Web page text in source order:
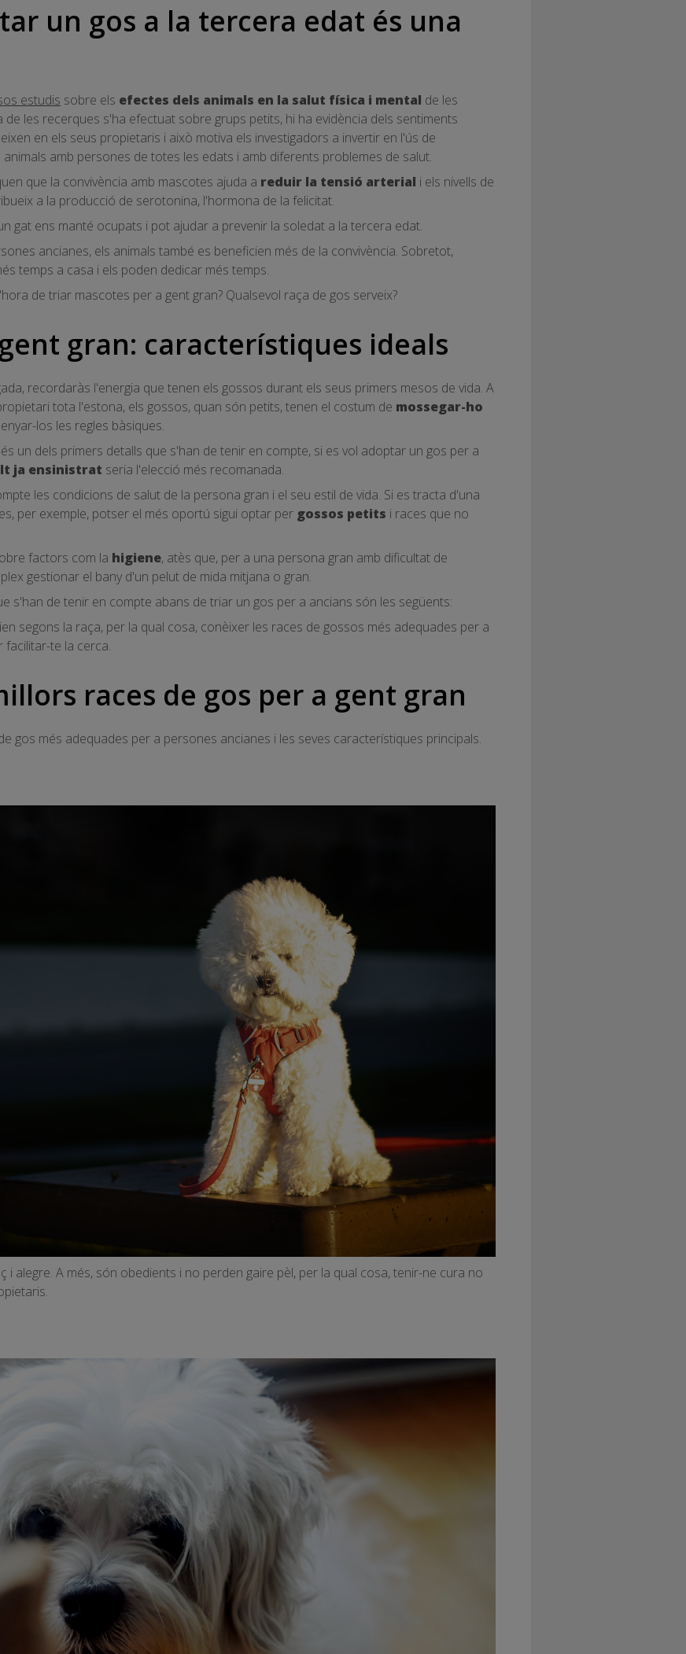
un gos a la tercera edat és una
estudis sobre els efectes dels animals en la salut física i mental de les
les recerques s'ha efectuat sobre grups petits, hi ha evidència dels sentiments
en els seus propietaris i això motiva els investigadors a invertir en l'ús de
animals amb persones de totes les edats i amb diferents problemes de salut.
que la convivència amb mascotes ajuda a reduir la tensió arterial i els nivells de
a la producció de serotonina, l'hormona de la felicitat.
gat ens manté ocupats i pot ajudar a prevenir la soledat a la tercera edat.
ancianes, els animals també es beneficien més de la convivència. Sobretot,
temps a casa i els poden dedicar més temps.
de triar mascotes per a gent gran? Qualsevol raça de gos serveix?
gran: característiques ideals
recordaràs l'energia que tenen els gossos durant els seus primers mesos de vida. A
tota l'estona, els gossos, quan són petits, tenen el costum de mossegar-ho
los les regles bàsiques.
és un dels primers detalls que s'han de tenir en compte, si es vol adoptar un gos per a
ja ensinistrat seria l'elecció més recomanada.
les condicions de salut de la persona gran i el seu estil de vida. Si es tracta d'una
per exemple, potser el més oportú sigui optar per gossos petits i races que no
factors com la higiene, atès que, per a una persona gran amb dificultat de
gestionar el bany d'un pelut de mida mitjana o gran.
s'han de tenir en compte abans de triar un gos per a ancians són les següents:
segons la raça, per la qual cosa, conèixer les races de gossos més adequades per a
te la cerca.
races de gos per a gent gran
gos més adequades per a persones ancianes i les seves característiques principals.
i alegre. A més, són obedients i no perden gaire pèl, per la qual cosa, tenir-ne cura no